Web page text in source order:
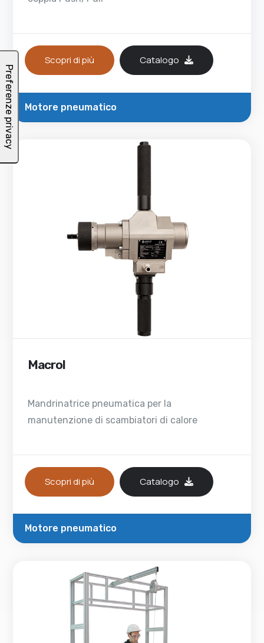
Scopri di più Catalogo
Motore pneumatico
Macrol
Mandrinatrice pneumatica per la
manutenzione di scambiatori di calore
Scopri di più Catalogo
Motore pneumatico